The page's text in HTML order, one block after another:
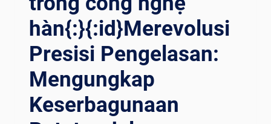
อลม{:}{
:VI}NÂNG C
AO N
ĂNG L
ƯỢNG G
IÓ: M
ÁY H
ÀN Q
UAY C
hàn{:}{:id}Merevolusi
Presisi Pengelasan:
Mengungkap
Keserbagunaan